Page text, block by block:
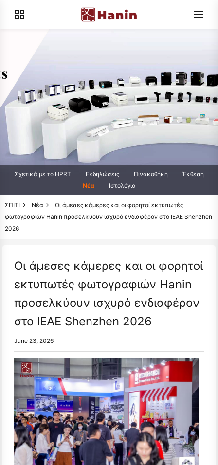
Σχετικά με το HPRT Εκδηλώσεις Πινακοθήκη
Έκθεση
Νέα
Ιστολόγιο
ΣΠΙΤΙ Νέα
Οι άμεσες κάμερες και οι φορητοί εκτυπωτές
φωτογραφιών Hanin προσελκύουν ισχυρό ενδιαφέρον στο IEAE Shenzhen
2026
Οι άμεσες κάμερες και οι φορητοί
εκτυπωτές φωτογραφιών Hanin
προσελκύουν ισχυρό ενδιαφέρον
στο IEAE Shenzhen 2026
June 23, 2026